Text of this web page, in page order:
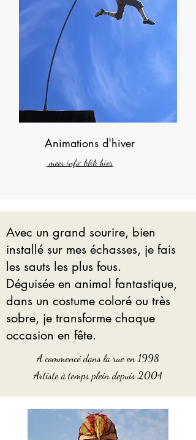
Animations d'hiver
meer info: klik hier
Avec un grand sourire, bien
installé sur mes échasses, je fais
les sauts les plus fous.
Déguisée en animal fantastique,
dans un costume coloré ou très
sobre, je transforme chaque
occasion en fête.
A commencé dans la rue en 1998
Artiste à temps plein depuis 2004